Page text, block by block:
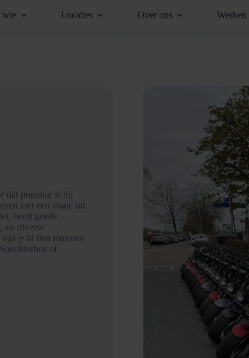
wie Locaties Over ons Werken
dat populair is bij
met een dagje uit.
heeft goede
en diverse
je in tien minuten
of